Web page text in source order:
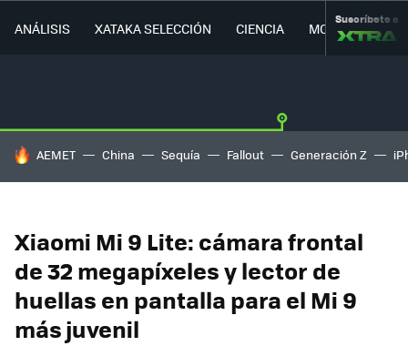
ANÁLISIS XATAKA SELECCIÓN CIENCIA MOVILIDAD
Suscríbete a
HOY SE HABLA DE
AEMET China Sequía Fallout Generación Z
Xiaomi Mi 9 Lite: cámara frontal
de 32 megapíxeles y lector de
huellas en pantalla para el Mi 9
más juvenil